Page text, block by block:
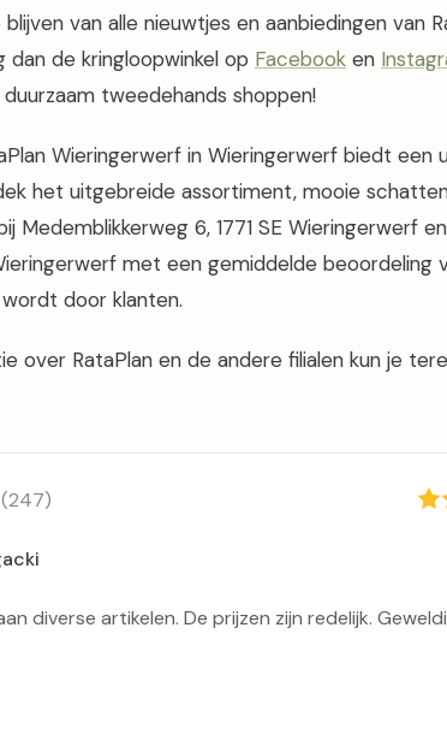
van alle nieuwtjes en aanbiedingen van
dan de kringloopwinkel op Facebook en
tweedehands shoppen!
Wieringerwerf in Wieringerwerf biedt een
het uitgebreide assortiment, mooie
Medemblikkerweg 6, 1771 SE Wieringerwerf
met een gemiddelde beoordeling
door klanten.
over RataPlan en de andere filialen kun je
(247)
diverse artikelen. De prijzen zijn redelijk.